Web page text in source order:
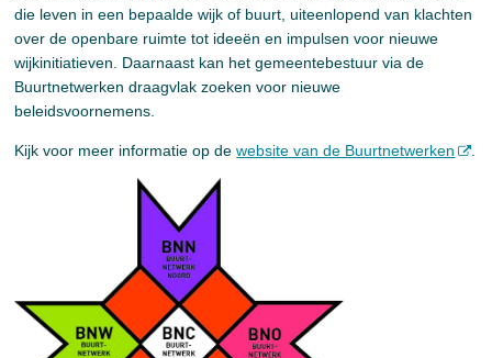
die leven in een bepaalde wijk of buurt, uiteenlopend van klachten
over de openbare ruimte tot ideeën en impulsen voor nieuwe
wijkinitiatieven. Daarnaast kan het gemeentebestuur via de
Buurtnetwerken draagvlak zoeken voor nieuwe
beleidsvoornemens.
Kijk voor meer informatie op dewebsite van de Buurtnetwerken